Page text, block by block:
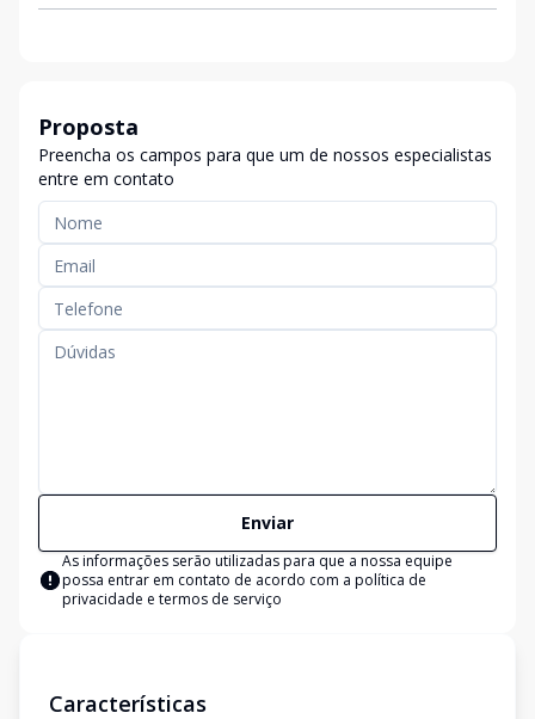
Proposta
Preencha os campos para que um de nossos especialistas
entre em contato
Enviar
As informações serão utilizadas para que a nossa equipe
possa entrar em contato de acordo com a política de
privacidade e termos de serviço
Características